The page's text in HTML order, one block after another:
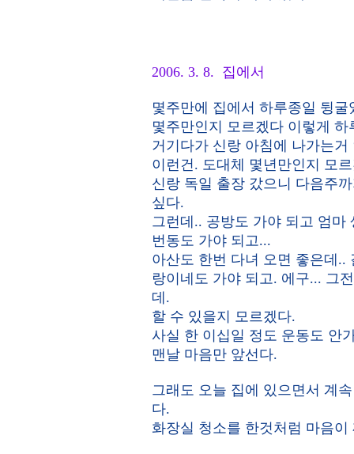
2006. 3. 8. 집에서
몇주만에 집에서 하루종일 뒹굴
몇주만인지 모르겠다 이렇게
거기다가 신랑 아침에 나가는
이런건. 도대체 몇년만인지 모
신랑 독일 출장 갔으니 다음주
싶다.
그런데.. 공방도 가야 되고 엄마
번동도 가야 되고...
아산도 한번 다녀 오면 좋은데..
랑이네도 가야 되고. 에구... 그
데.
할 수 있을지 모르겠다.
사실 한 이십일 정도 운동도 안
맨날 마음만 앞선다.
그래도 오늘 집에 있으면서 계
다.
화장실 청소를 한것처럼 마음이